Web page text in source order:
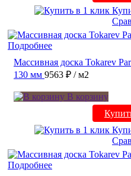
Подробнее
Массивная доска Tokarev
130 мм 9563 ₽ / м2
В корзину
Подробнее